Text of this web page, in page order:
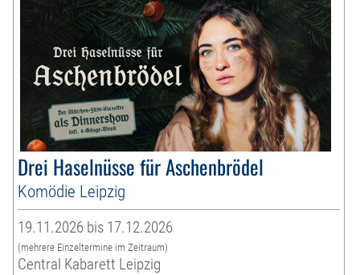
Drei Haselnüsse für Aschenbrödel
Komödie Leipzig
19.11.2026 bis 17.12.2026
(mehrere Einzeltermine im Zeitraum)
Central Kabarett Leipzig